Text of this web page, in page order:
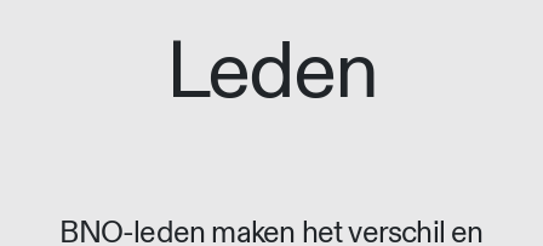
Leden
BNO-leden maken het verschil en